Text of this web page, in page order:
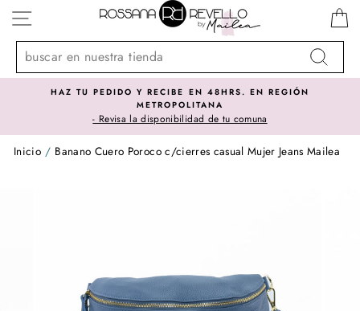
directamente
contenido
NAVEGACIÓN
Buscar
HAZ TU PEDIDO Y RECIBE EN 48HRS. EN REGIÓN
METROPOLITANA
- Revisa la disponibilidad de tu comuna
Inicio / Banano Cuero Poroco c/cierres casual Mujer Jeans Mailea